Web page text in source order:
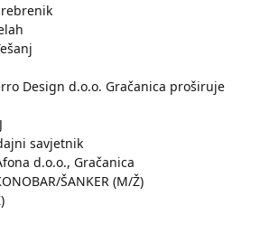
Design d.o.o. Gračanica proširuje
savjetnik
d.o.o., Gračanica
ŠANKER (M/Ž)